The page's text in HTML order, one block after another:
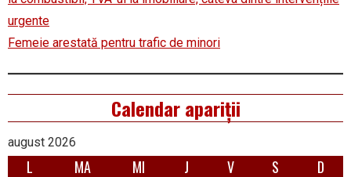
urgente
Femeie arestată pentru trafic de minori
Calendar apariții
august 2026
L MA MI J V S D